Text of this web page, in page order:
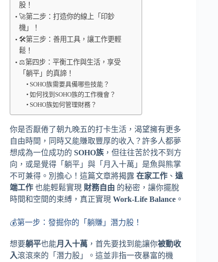
股！
🚀第二步：打造你的線上「印鈔
機」！
🛠️第三步：善用工具，讓工作更輕
鬆！
⚖️第四步：平衡工作與生活，享受
「躺平」的真諦！
SOHO族需要具備哪些技能？
如何找到SOHO族的工作機會？
SOHO族如何管理財務？
你是否厭倦了朝九晚五的打卡生活，渴望擁有更多
自由時間，同時又能賺取豐厚的收入？許多人都夢
想成為一位成功的 SOHO族 ，但往往苦於找不到方
向，或是覺得「躺平」與「月入十萬」是魚與熊掌
不可兼得。別擔心！這篇文章將揭露 在家工作 、 遠
端工作 也能輕鬆實現 財務自由 的秘密，讓你擺脫
時間和空間的束縛，真正實現 Work-Life Balance 。
💰第一步：發掘你的「躺賺」潛力股！
想要躺平也能月入十萬 ，首先要找到能讓你被動收
入滾滾來的「潛力股」。這並非指一夜暴富的機